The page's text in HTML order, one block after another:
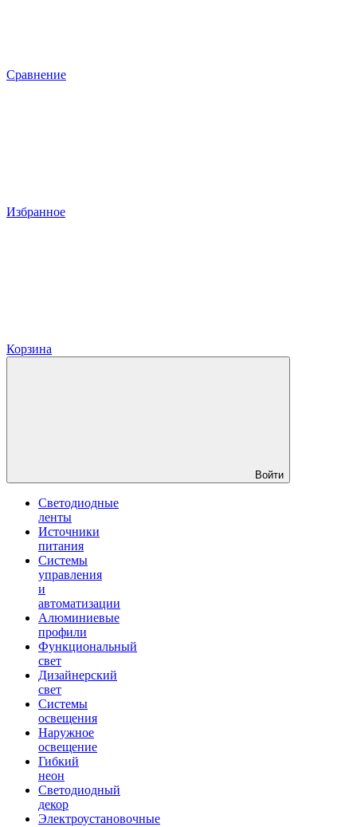
Сравнение
Избранное
Корзина
Войти
Светодиодные
ленты
Источники
питания
Системы
управления
и
автоматизации
Алюминиевые
профили
Функциональный
свет
Дизайнерский
свет
Системы
освещения
Наружное
освещение
Гибкий
неон
Светодиодный
декор
Электроустановочные